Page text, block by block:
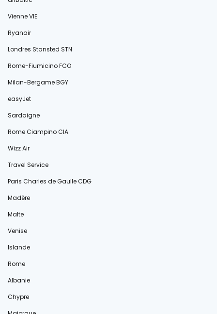
Vienne VIE
Ryanair
Londres Stansted STN
Rome-Fiumicino FCO
Milan-Bergame BGY
easyJet
Sardaigne
Rome Ciampino CIA
Wizz Air
Travel Service
Paris Charles de Gaulle CDG
Madère
Malte
Venise
Islande
Rome
Albanie
Chypre